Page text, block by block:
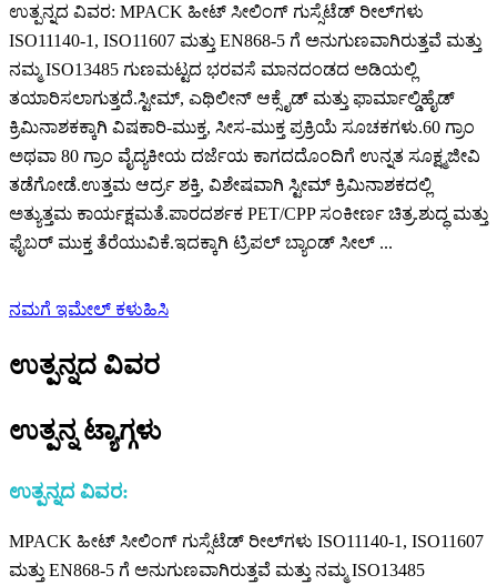
ಉತ್ಪನ್ನದ ವಿವರ: MPACK ಹೀಟ್ ಸೀಲಿಂಗ್ ಗುಸ್ಸೆಟೆಡ್ ರೀಲ್‌ಗಳು
ISO11140-1, ISO11607 ಮತ್ತು EN868-5 ಗೆ ಅನುಗುಣವಾಗಿರುತ್ತವೆ ಮತ್ತು
ನಮ್ಮ ISO13485 ಗುಣಮಟ್ಟದ ಭರವಸೆ ಮಾನದಂಡದ ಅಡಿಯಲ್ಲಿ
ತಯಾರಿಸಲಾಗುತ್ತದೆ.ಸ್ಟೀಮ್, ಎಥಿಲೀನ್ ಆಕ್ಸೈಡ್ ಮತ್ತು ಫಾರ್ಮಾಲ್ಡಿಹೈಡ್
ಕ್ರಿಮಿನಾಶಕಕ್ಕಾಗಿ ವಿಷಕಾರಿ-ಮುಕ್ತ, ಸೀಸ-ಮುಕ್ತ ಪ್ರಕ್ರಿಯೆ ಸೂಚಕಗಳು.60 ಗ್ರಾಂ
ಅಥವಾ 80 ಗ್ರಾಂ ವೈದ್ಯಕೀಯ ದರ್ಜೆಯ ಕಾಗದದೊಂದಿಗೆ ಉನ್ನತ ಸೂಕ್ಷ್ಮಜೀವಿ
ತಡೆಗೋಡೆ.ಉತ್ತಮ ಆರ್ದ್ರ ಶಕ್ತಿ, ವಿಶೇಷವಾಗಿ ಸ್ಟೀಮ್ ಕ್ರಿಮಿನಾಶಕದಲ್ಲಿ
ಅತ್ಯುತ್ತಮ ಕಾರ್ಯಕ್ಷಮತೆ.ಪಾರದರ್ಶಕ PET/CPP ಸಂಕೀರ್ಣ ಚಿತ್ರ.ಶುದ್ಧ ಮತ್ತು
ಫೈಬರ್ ಮುಕ್ತ ತೆರೆಯುವಿಕೆ.ಇದಕ್ಕಾಗಿ ಟ್ರಿಪಲ್ ಬ್ಯಾಂಡ್ ಸೀಲ್ ...
ನಮಗೆ ಇಮೇಲ್ ಕಳುಹಿಸಿ
ಉತ್ಪನ್ನದ ವಿವರ
ಉತ್ಪನ್ನ ಟ್ಯಾಗ್ಗಳು
ಉತ್ಪನ್ನದ ವಿವರ:
MPACK ಹೀಟ್ ಸೀಲಿಂಗ್ ಗುಸ್ಸೆಟೆಡ್ ರೀಲ್‌ಗಳು ISO11140-1, ISO11607
ಮತ್ತು EN868-5 ಗೆ ಅನುಗುಣವಾಗಿರುತ್ತವೆ ಮತ್ತು ನಮ್ಮ ISO13485